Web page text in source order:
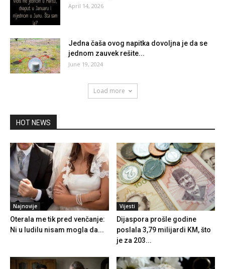
April 14, 2026
Jedna čaša ovog napitka dovoljna je da se
jednom zauvek rešite...
June 19, 2024
Load more
HOT NEWS
Najnovije
Oterala me tik pred venčanje:
Ni u ludilu nisam mogla da...
Vijesti
Dijaspora prošle godine
poslala 3,79 milijardi KM, što
je za 203...